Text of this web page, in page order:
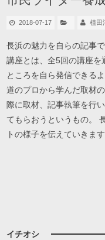
2018-07-17 植田
長浜の魅力を自らの記事
講座とは、全5回の講座を
ところを自ら発信できる
道のプロから学んだ取材
際に取材、記事執筆を行
てもらおうというもの。
トの様子を伝えていきま
イチオシ